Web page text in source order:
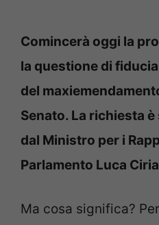
Comincerà oggi la
la questione di
del
Senato. La richiesta
dal Ministro per i
Parlamento Luca
Ma cosa significa?